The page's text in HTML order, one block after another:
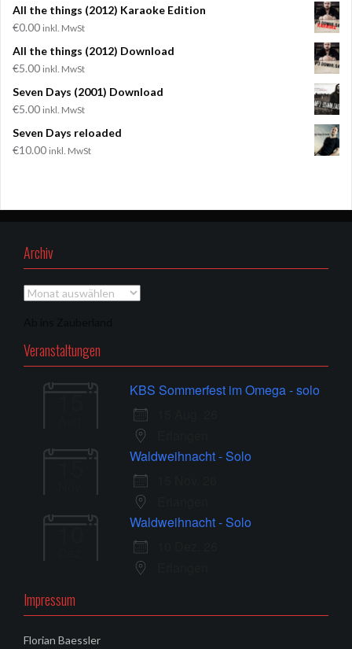
All the things (2012) Karaoke Edition
€0.00 inkl. MwSt
All the things (2012) Download
€5.00 inkl. MwSt
Seven Days (2001) Download
€5.00 inkl. MwSt
Seven Days reloaded
€10.00 inkl. MwSt
Archiv
Archiv
Veranstaltungen
15
KBS Sommerfest im Omega - solo
15
Waldweihnacht - Solo
10
Waldweihnacht - Solo
Impressum
Florian Baessler